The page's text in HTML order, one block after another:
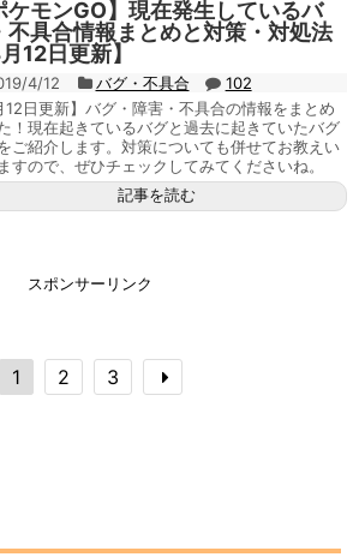
ケモンGO】現在発生しているバ
不具合情報まとめと対策・対処法
月12日更新】
4/12 バグ・不具合
102
12日更新】バグ・障害・不具合の情報をまとめ
！現在起きているバグと過去に起きていたバグ
ご紹介します。対策についても併せてお教えい
すので、ぜひチェックしてみてくださいね。
記事を読む
スポンサーリンク
1 2 3